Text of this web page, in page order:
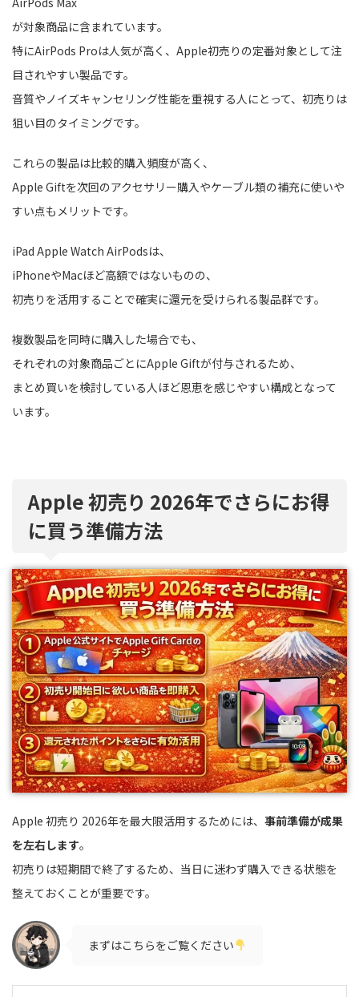
が対象商品に含まれています。
特にAirPods Proは人気が高く、Apple初売りの定番対象として注
目されやすい製品です。
音質やノイズキャンセリング性能を重視する人にとって、初売りは
狙い目のタイミングです。
これらの製品は比較的購入頻度が高く、
Apple Giftを次回のアクセサリー購入やケーブル類の補充に使いや
すい点もメリットです。
iPad Apple Watch AirPodsは、
iPhoneやMacほど高額ではないものの、
初売りを活用することで確実に還元を受けられる製品群です。
複数製品を同時に購入した場合でも、
それぞれの対象商品ごとにApple Giftが付与されるため、
まとめ買いを検討している人ほど恩恵を感じやすい構成となって
います。
Apple 初売り 2026年でさらにお得
に買う準備方法
Apple 初売り 2026年を最大限活用するためには、 事前準備が成果
を左右します。
初売りは短期間で終了するため、当日に迷わず購入できる状態を
整えておくことが重要です。
まずはこちらをご覧ください